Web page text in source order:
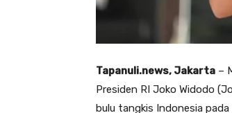
Tapanuli.news, Jakarta –
Presiden RI Joko Widodo
bulu tangkis Indonesia